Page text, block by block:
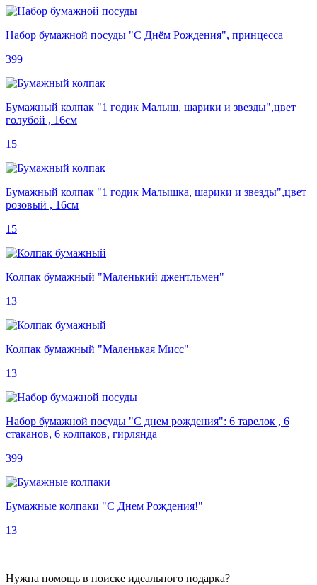
Набор бумажной посуды "С Днём Рождения", принцесса
399
Бумажный колпак "1 годик Малыш, шарики и звезды",цвет
голубой , 16см
15
Бумажный колпак "1 годик Малышка, шарики и звезды",цвет
розовый , 16см
15
Колпак бумажный "Маленький джентльмен"
13
Колпак бумажный "Маленькая Мисс"
13
Набор бумажной посуды "С днем рождения": 6 тарелок , 6
стаканов, 6 колпаков, гирлянда
399
Бумажные колпаки "С Днем Рождения!"
13
Нужна помощь в поиске идеального подарка?